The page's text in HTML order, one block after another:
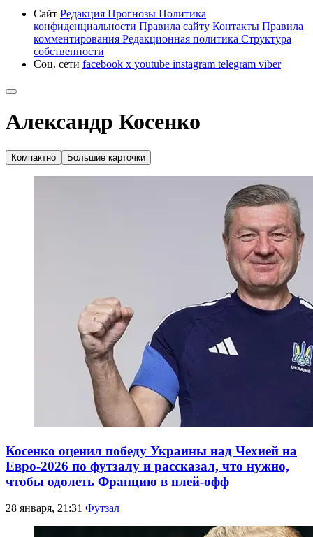
Сайт Редакция Прогнозы Политика
конфиденциальности Правила сайту Контакты Правила
комментирования Редакционная политика Структура
собственности
Соц. сети facebook x youtube instagram telegram viber
Александр Косенко
Компактно Большие карточки
Косенко оценил победу Украины над Чехией на
Евро-2026 по футзалу и рассказал, что нужно,
чтобы одолеть Францию в плей-офф
28 января, 21:31 Футзал